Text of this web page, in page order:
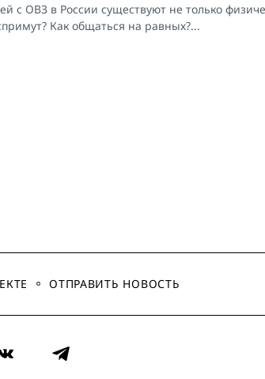
с ОВЗ в России существуют не только
Как общаться на равных?...
ОТПРАВИТЬ НОВОСТЬ
VK Telegram